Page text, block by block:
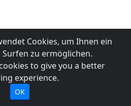
Cookies, um Ihnen ein
zu ermöglichen.
to give you a better
experience.
OK